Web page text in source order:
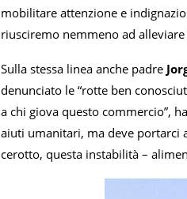
mobilitare attenzione e
riusciremo nemmeno ad
Sulla stessa linea anche padre
denunciato le “rotte ben
a chi giova questo commercio”,
aiuti umanitari, ma deve portarci
cerotto, questa instabilità –